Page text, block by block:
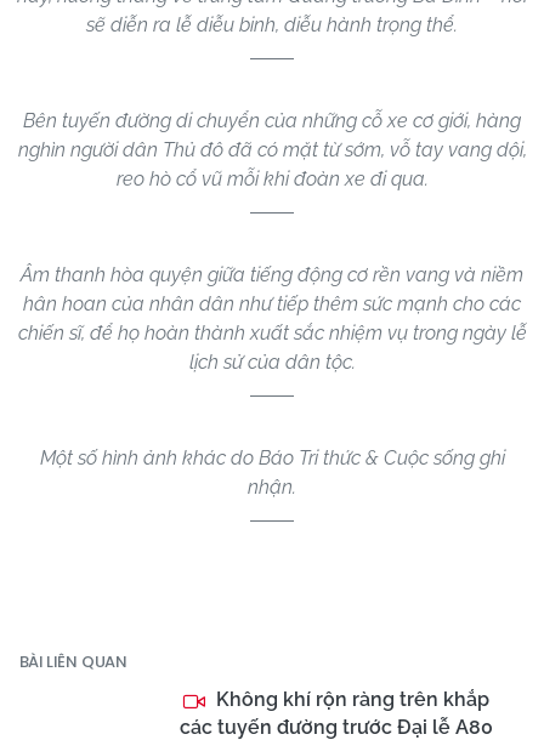
sẽ diễn ra lễ diễu binh, diễu hành trọng thể.
Bên tuyến đường di chuyển của những cỗ xe cơ giới, hàng
nghìn người dân Thủ đô đã có mặt từ sớm, vỗ tay vang dội,
reo hò cổ vũ mỗi khi đoàn xe đi qua.
Âm thanh hòa quyện giữa tiếng động cơ rền vang và niềm
hân hoan của nhân dân như tiếp thêm sức mạnh cho các
chiến sĩ, để họ hoàn thành xuất sắc nhiệm vụ trong ngày lễ
lịch sử của dân tộc.
Một số hình ảnh khác do Báo Tri thức & Cuộc sống ghi
nhận.
BÀI LIÊN QUAN
Không khí rộn ràng trên khắp
các tuyến đường trước Đại lễ A80